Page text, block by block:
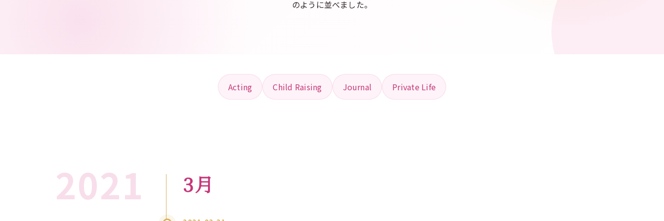
のように並べました。
Acting Child Raising Journal Private Life
2021 3月